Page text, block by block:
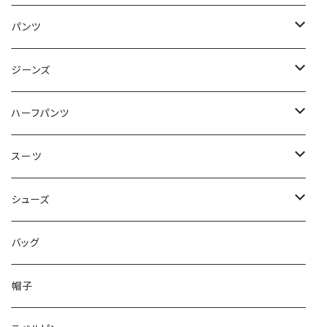
50/XL～
48/L
50/XL～
46/M
48/L
50/XL～
～44/S
46/M
48/L
50/XL～
パンツ
～44/S
46/M
48/L
50/XL～
ジーンズ
～44/S
46/M
48/L
50/XL～
ハーフパンツ
～44/S
46/M
48/L
50/XL～
スーツ
～44/S
46/M
48/L
シューズ
～25.5cm
26cm～
バッグ
帽子